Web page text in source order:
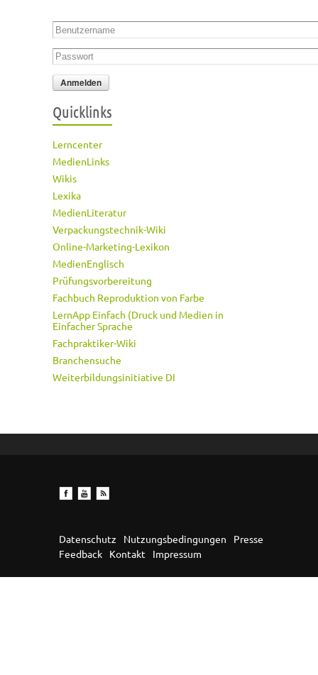
Benutzername
Passwort
Quicklinks
Lerncenter
MedienLinks
Wikis
Lexika
MedienLiteratur
Verpackungstechnik-Wiki
Online-Marketing-Lexikon
MedienEnglisch
Prüfungsvorbereitung
Fachbuch Reproduktion von Farbe
LernApp Einfach (Druck und Medien in
Einfacher Sprache
Fachpraktiker-Wiki
Branchensuche
Weiterbildungsinitiative DI
Datenschutz Nutzungsbedingungen
Presse
Feedback
Kontakt Impressum